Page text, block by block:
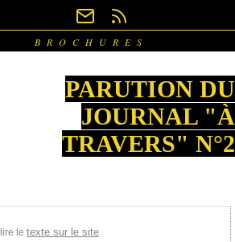
BROCHURES
PARUTION DU
JOURNAL "À
TRAVERS" N°2
lire le texte sur le site